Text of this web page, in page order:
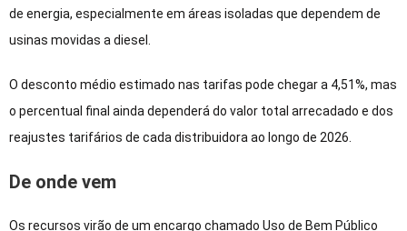
de energia, especialmente em áreas isoladas que dependem de
usinas movidas a diesel.
O desconto médio estimado nas tarifas pode chegar a 4,51%, mas
o percentual final ainda dependerá do valor total arrecadado e dos
reajustes tarifários de cada distribuidora ao longo de 2026.
De onde vem
Os recursos virão de um encargo chamado Uso de Bem Público